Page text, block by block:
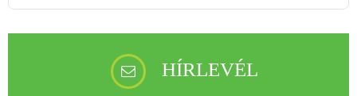
HÍRLEVÉL